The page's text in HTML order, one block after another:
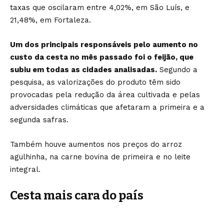
taxas que oscilaram entre 4,02%, em São Luís, e
21,48%, em Fortaleza.
Um dos principais responsáveis pelo aumento no
custo da cesta no mês passado foi o feijão, que
subiu em todas as cidades analisadas. Segundo a
pesquisa, as valorizações do produto têm sido
provocadas pela redução da área cultivada e pelas
adversidades climáticas que afetaram a primeira e a
segunda safras.
Também houve aumentos nos preços do arroz
agulhinha, na carne bovina de primeira e no leite
integral.
Cesta mais cara do país